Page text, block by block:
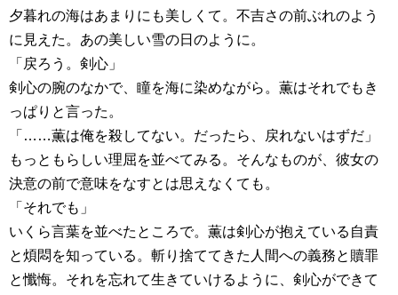
夕暮れの海はあまりにも美しくて。不吉さの前ぶれのよう
に見えた。あの美しい雪の日のように。
「戻ろう。剣心」
剣心の腕のなかで、瞳を海に染めながら。薫はそれでもき
っぱりと言った。
「……薫は俺を殺してない。だったら、戻れないはずだ」
もっともらしい理屈を並べてみる。そんなものが、彼女の
決意の前で意味をなすとは思えなくても。
「それでも」
いくら言葉を並べたところで。薫は剣心が抱えている自責
と煩悶を知っている。斬り捨ててきた人間への義務と贖罪
と懺悔。それを忘れて生きていけるように、剣心ができて